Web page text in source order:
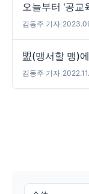
오늘부터 '공교
김동주 기자
盟(맹서할 맹)
김동주 기자